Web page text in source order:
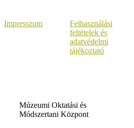
Impresszum
Felhasználási
feltételek és
adatvédelmi
tájékoztató
Múzeumi Oktatási és
Módszertani Központ